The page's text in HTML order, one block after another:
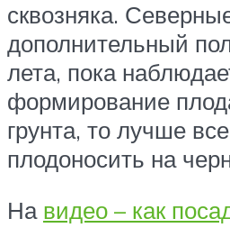
сквозняка.
дополнительный
лета, пока
формирование
грунта, то лучше
плодоносить на
На видео – как